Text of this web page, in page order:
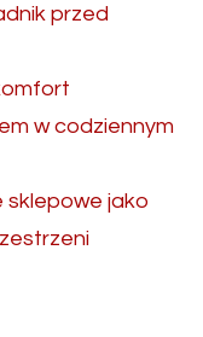
przed
w codziennym
sklepowe jako